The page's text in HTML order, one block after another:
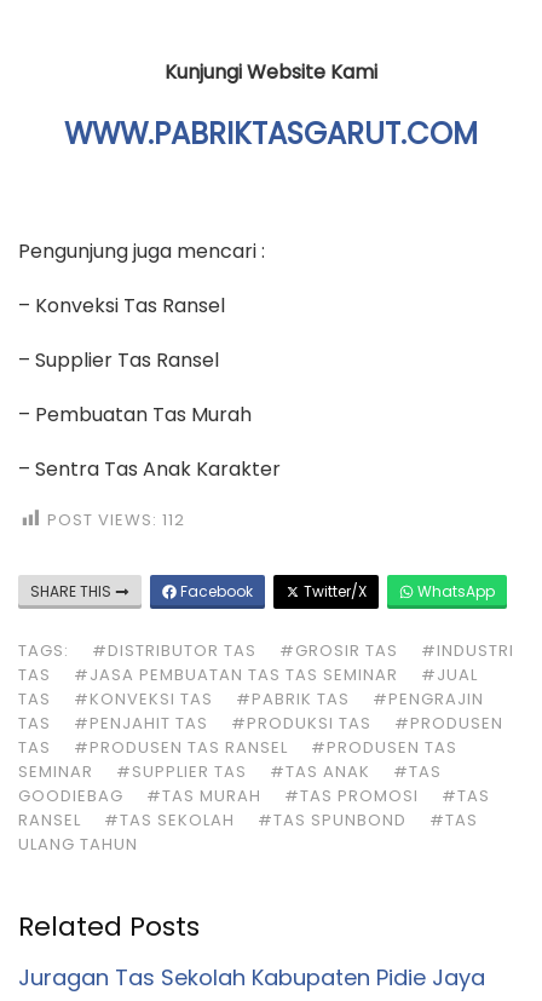
Kunjungi Website Kami
WWW.PABRIKTASGARUT.COM
Pengunjung juga mencari :
– Konveksi Tas Ransel
– Supplier Tas Ransel
– Pembuatan Tas Murah
– Sentra Tas Anak Karakter
POST VIEWS: 112
SHARE THIS Facebook Twitter/X WhatsApp
TAGS: #DISTRIBUTOR TAS #GROSIR TAS
#INDUSTRI
TAS
#JASA PEMBUATAN TAS TAS SEMINAR
#JUAL
TAS
#KONVEKSI TAS #PABRIK TAS
#PENGRAJIN
TAS
#PENJAHIT TAS #PRODUKSI TAS
#PRODUSEN
TAS
#PRODUSEN TAS RANSEL
#PRODUSEN TAS
SEMINAR
#SUPPLIER TAS #TAS ANAK
#TAS
GOODIEBAG
#TAS MURAH #TAS PROMOSI
#TAS
RANSEL
#TAS SEKOLAH #TAS SPUNBOND
#TAS
ULANG TAHUN
Related Posts
Juragan Tas Sekolah Kabupaten Pidie Jaya